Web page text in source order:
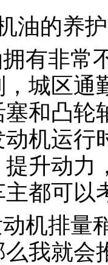
油的养
有非常
城区通
和凸轮
机运行
升动力
都可以
机排量
我就会